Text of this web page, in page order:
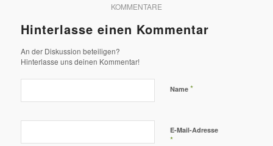
KOMMENTARE
Hinterlasse einen Kommentar
An der Diskussion beteiligen?
Hinterlasse uns deinen Kommentar!
Name *
E-Mail-Adresse
*